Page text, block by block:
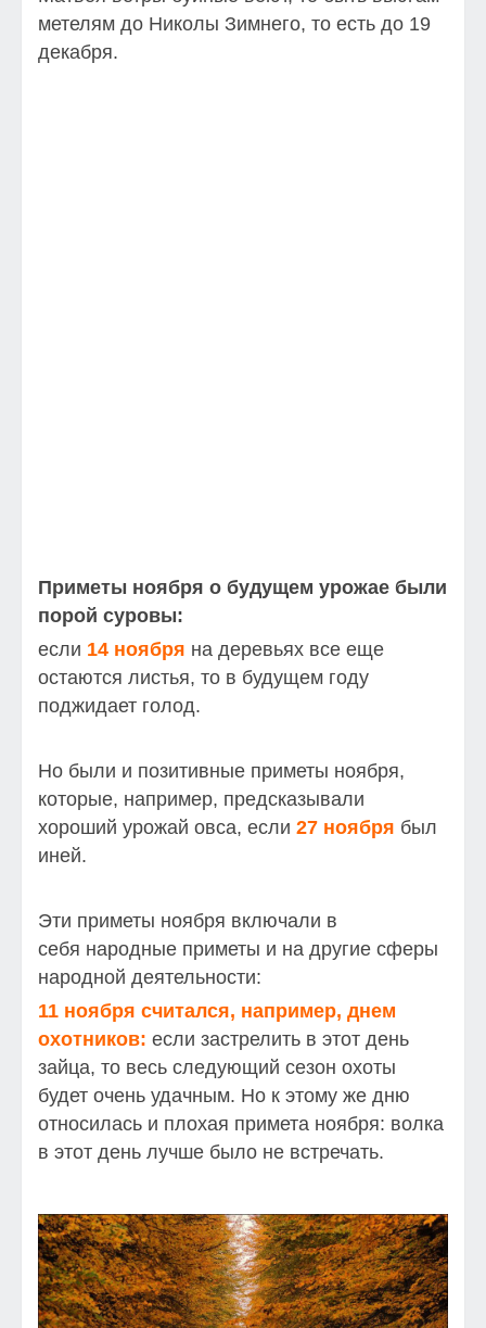
метелям до Николы Зимнего, то есть до 19
декабря.
Приметы ноября о будущем урожае были
порой суровы:
если 14 ноября на деревьях все еще
остаются листья, то в будущем году
поджидает голод.
Но были и позитивные приметы ноября,
которые, например, предсказывали
хороший урожай овса, если 27 ноября был
иней.
Эти приметы ноября включали в
себя народные приметы и на другие сферы
народной деятельности:
11 ноября считался, например, днем
охотников: если застрелить в этот день
зайца, то весь следующий сезон охоты
будет очень удачным. Но к этому же дню
относилась и плохая примета ноября: волка
в этот день лучше было не встречать.